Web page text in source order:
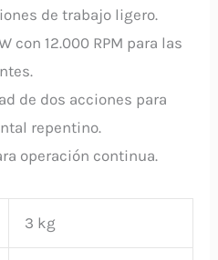
de trabajo ligero.
con 12.000 RPM para las
de dos acciones para
repentino.
operación continua.
3 kg